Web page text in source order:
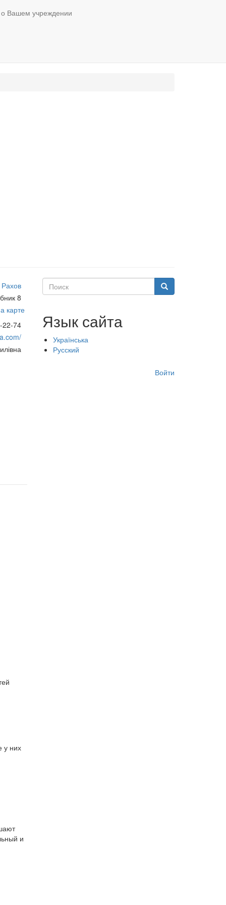
Вашем учреждении
Рахов
8
карте
22-74
у них
и
Поиск Поиск
Язык сайта
Українська
Русский
Войти